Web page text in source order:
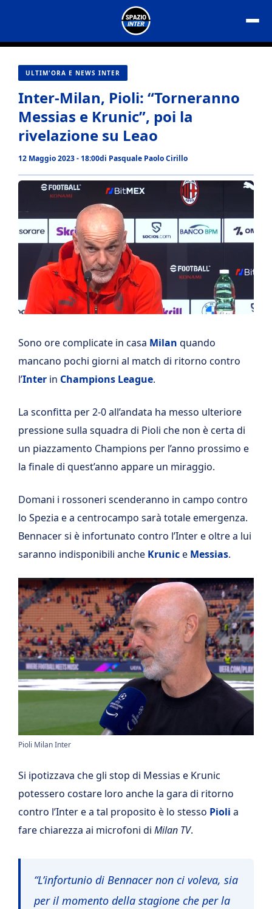
contenuto
ULTIM'ORA E NEWS INTER
Inter-Milan, Pioli: “Torneranno
Messias e Krunic”, poi la
rivelazione su Leao
12 Maggio 2023 - 18:00di Pasquale Paolo Cirillo
Sono ore complicate in casa Milan quando
mancano pochi giorni al match di ritorno contro
l’Inter in Champions League.
La sconfitta per 2-0 all’andata ha messo ulteriore
pressione sulla squadra di Pioli che non è certa di
un piazzamento Champions per l’anno prossimo e
la finale di quest’anno appare un miraggio.
Domani i rossoneri scenderanno in campo contro
lo Spezia e a centrocampo sarà totale emergenza.
Bennacer si è infortunato contro l’Inter e oltre a lui
saranno indisponibili anche Krunice Messias.
Pioli Milan Inter
Si ipotizzava che gli stop di Messias e Krunic
potessero costare loro anche la gara di ritorno
contro l’Inter e a tal proposito è lo stesso Pioli a
fare chiarezza ai microfoni di Milan TV.
“L’infortunio di Bennacer non ci voleva, sia
per il momento della stagione che per la